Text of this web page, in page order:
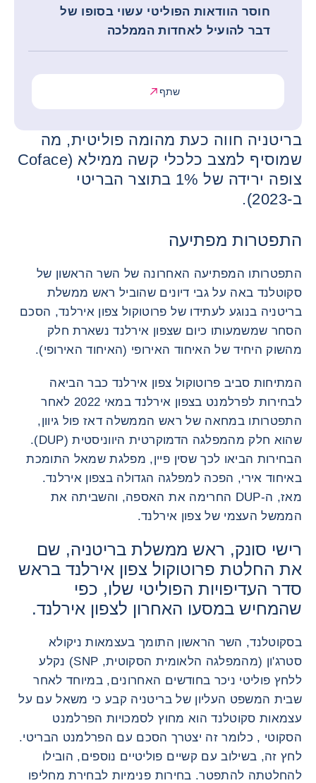
חוסר הוודאות הפוליטי עשוי בסופו של
דבר להועיל לאחדות הממלכה
שתף
בריטניה חווה כעת מהומה פוליטית, מה
שמוסיף למצב כלכלי קשה ממילא (Coface
צופה ירידה של 1% בתוצר הבריטי
ב-2023).
התפטרות מפתיעה
התפטרותו המפתיעה האחרונה של השר הראשון של
סקוטלנד באה על גבי דיונים שהוביל ראש ממשלת
בריטניה בנוגע לעתידו של פרוטוקול צפון אירלנד, הסכם
הסחר שמשמעותו כיום שצפון אירלנד נשארת חלק
מהשוק היחיד של האיחוד האירופי (האיחוד האירופי).
המתיחות סביב פרוטוקול צפון אירלנד כבר הביאה
לבחירות לפרלמנט בצפון אירלנד במאי 2022 לאחר
התפטרותו במחאה של ראש הממשלה דאז פול גיוון,
שהוא חלק מהמפלגה הדמוקרטית היווניסטית (DUP).
הבחירות הביאו לכך שסין פיין, מפלגת שמאל התומכת
באיחוד אירי, הפכה למפלגה הגדולה בצפון אירלנד.
מאז, ה-DUP החרימה את האספה, והשביתה את
הממשל העצמי של צפון אירלנד.
רישי סונק, ראש ממשלת בריטניה, שם
את החלטת פרוטוקול צפון אירלנד בראש
סדר העדיפויות הפוליטי שלו, כפי
שהמחיש במסעו האחרון לצפון אירלנד.
בסקוטלנד, השר הראשון התומך בעצמאות ניקולא
סטרג'ון (מהמפלגה הלאומית הסקוטית, SNP) נקלע
ללחץ פוליטי ניכר בחודשים האחרונים, במיוחד לאחר
שבית המשפט העליון של בריטניה קבע כי משאל עם על
עצמאות סקוטלנד הוא מחוץ לסמכויות הפרלמנט
הסקוטי , כלומר זה יצטרך הסכם עם הפרלמנט הבריטי.
לחץ זה, בשילוב עם קשיים פוליטיים נוספים, הובילו
להחלטתה להתפטר. בחירות פנימיות לבחירת מחליפו